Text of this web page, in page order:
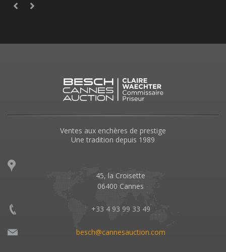
Ventes aux enchères de prestige
Une tradition depuis 1989
45, la Croisette
06400 Cannes
+33 4 93 99 33 49
besch@cannesauction.com